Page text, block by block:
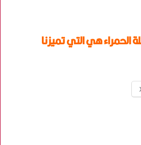
الحمراء هي التي تميزنا